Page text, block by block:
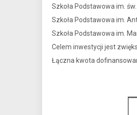
Szkoła Podstawowa im.
Szkoła Podstawowa im.
Szkoła Podstawowa im.
Celem inwestycji jest
Łączna kwota